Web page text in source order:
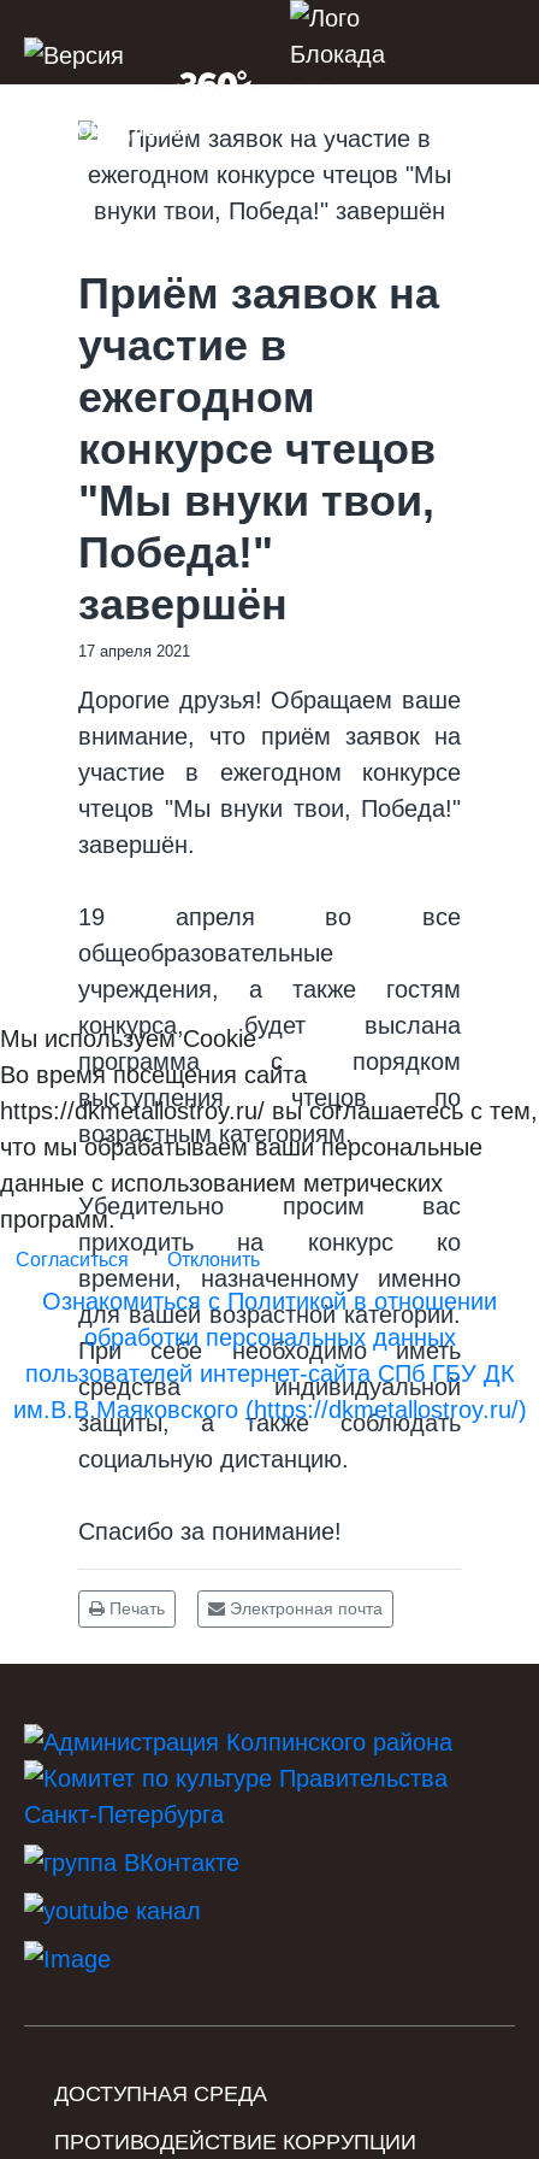
Приём заявок на
участие в
ежегодном
конкурсе чтецов
"Мы внуки твои,
Победа!"
завершён
17 апреля 2021
Дорогие друзья! Обращаем ваше
внимание, что приём заявок на
участие в ежегодном конкурсе
чтецов "Мы внуки твои, Победа!"
завершён.
19 апреля во все
общеобразовательные
учреждения, а также гостям
конкурса, будет выслана
программа с порядком
выступления чтецов по
возрастным категориям.
Убедительно просим вас
приходить на конкурс ко
времени, назначенному именно
для вашей возрастной категории.
При себе необходимо иметь
средства индивидуальной
защиты, а также соблюдать
социальную дистанцию.
Спасибо за понимание!
Печать Электронная почта
ДОСТУПНАЯ СРЕДА
ПРОТИВОДЕЙСТВИЕ КОРРУПЦИИ
Мы используем Cookie
Во время посещения сайта
https://dkmetallostroy.ru/ вы соглашаетесь с тем,
что мы обрабатываем ваши персональные
данные с использованием метрических
программ.
Согласиться Отклонить
Ознакомиться с Политикой в отношении
обработки персональных данных
пользователей интернет-сайта СПб ГБУ ДК
им.В.В.Маяковского (https://dkmetallostroy.ru/)